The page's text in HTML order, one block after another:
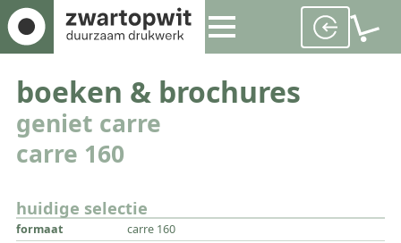
boeken & brochures
geniet carre
carre 160
huidige selectie
formaat
carre 160